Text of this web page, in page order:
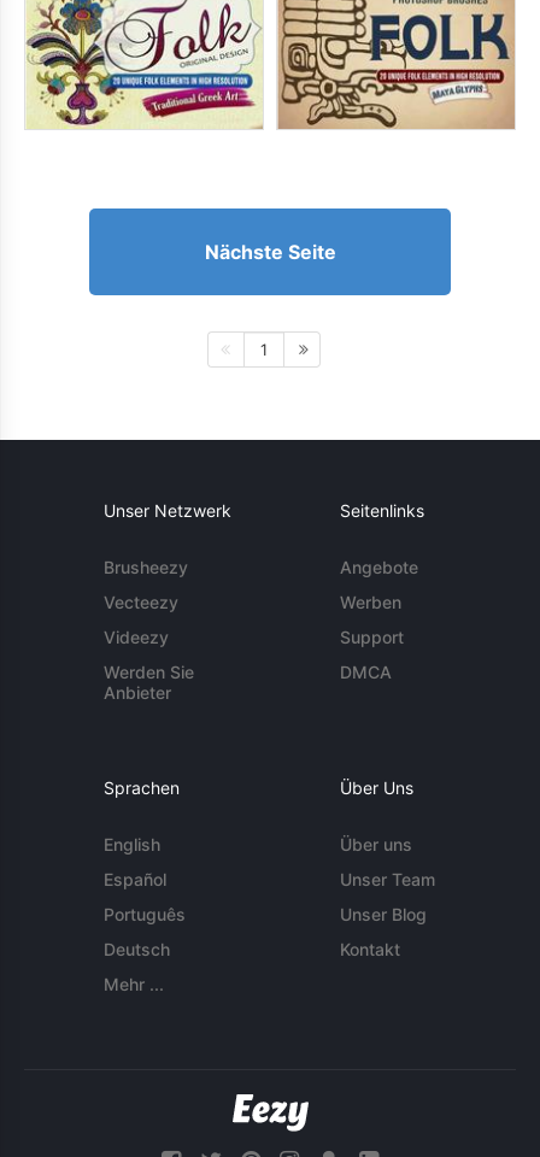
Nächste Seite
1
Unser Netzwerk
Brusheezy
Vecteezy
Videezy
Werden Sie
Anbieter
Seitenlinks
Angebote
Werben
Support
DMCA
Sprachen
English
Español
Português
Deutsch
Mehr ...
Über Uns
Über uns
Unser Team
Unser Blog
Kontakt